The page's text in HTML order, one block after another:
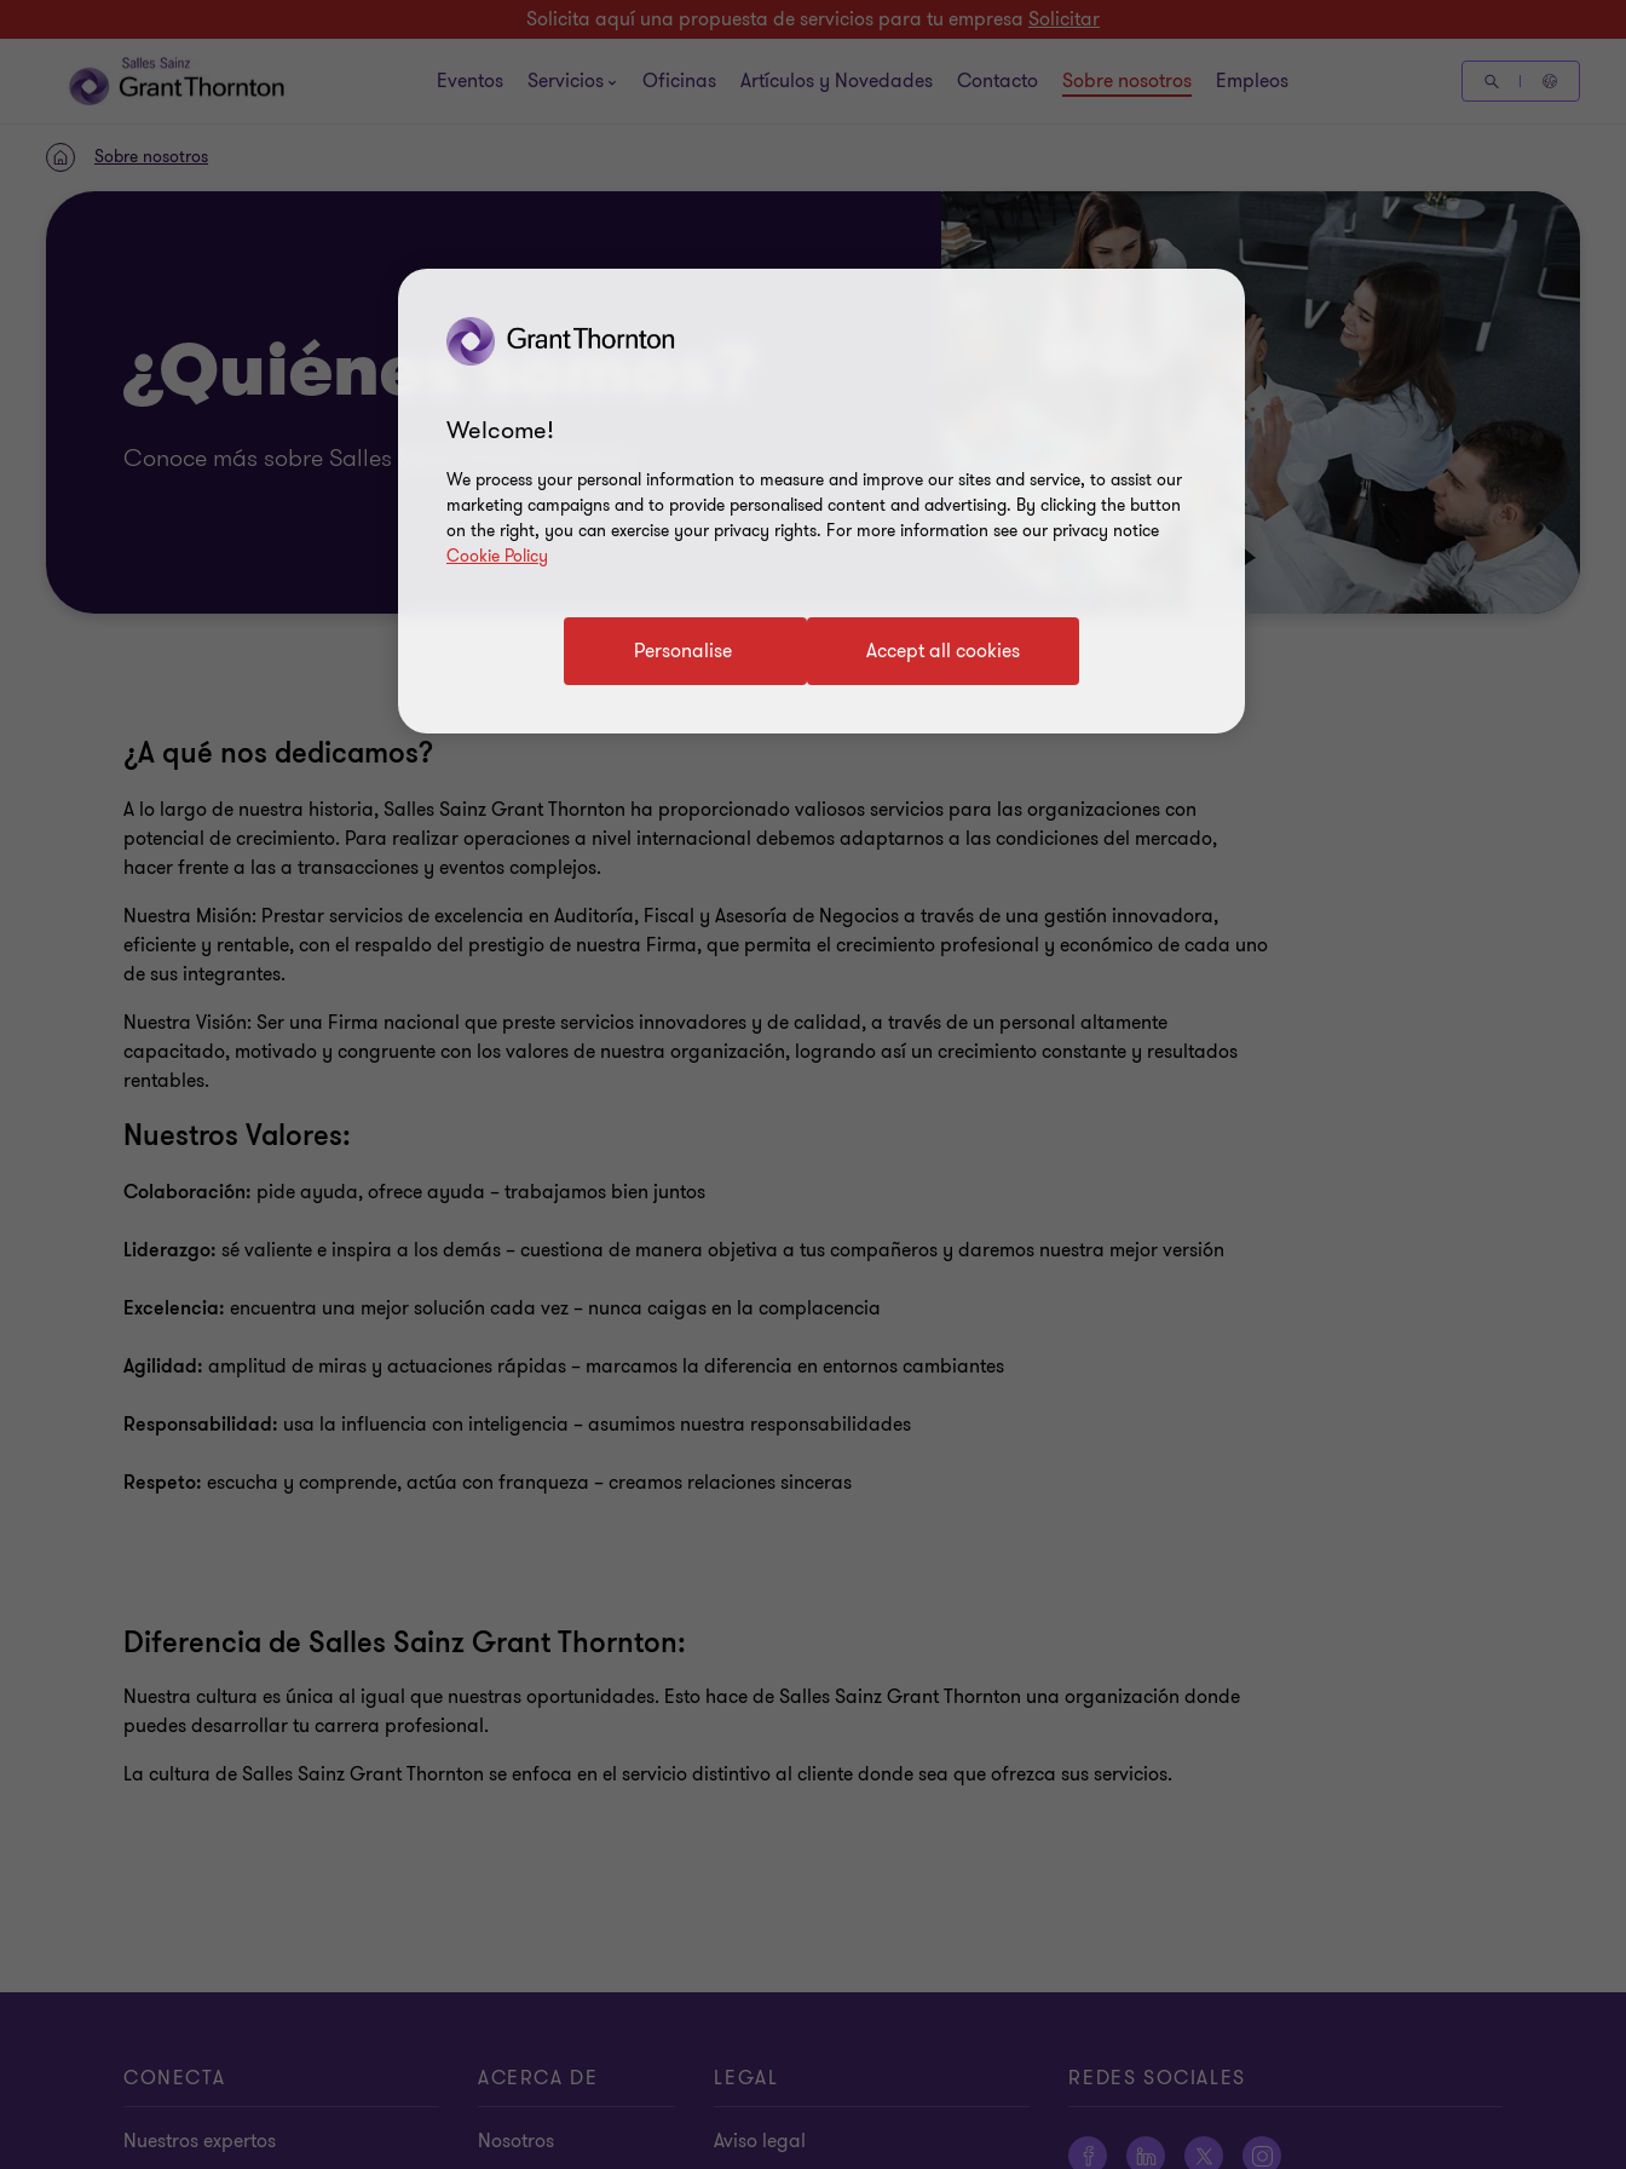
Solicita aquí una propuesta de servicios para tu empresa Solicitar
Eventos Servicios Oficinas Artículos y Novedades Contacto Sobre nosotros Empleos
INICIOSobre nosotros
¿Quiénes somos?
Conoce más sobre Salles Sainz Grant Thornton.
¿A qué nos dedicamos?
A lo largo de nuestra historia, Salles Sainz Grant Thornton ha proporcionado valiosos servicios para las organizaciones con
potencial de crecimiento. Para realizar operaciones a nivel internacional debemos adaptarnos a las condiciones del mercado,
hacer frente a las a transacciones y eventos complejos.
Nuestra Misión: Prestar servicios de excelencia en Auditoría, Fiscal y Asesoría de Negocios a través de una gestión innovadora,
eficiente y rentable, con el respaldo del prestigio de nuestra Firma, que permita el crecimiento profesional y económico de cada uno
de sus integrantes.
Nuestra Visión: Ser una Firma nacional que preste servicios innovadores y de calidad, a través de un personal altamente
capacitado, motivado y congruente con los valores de nuestra organización, logrando así un crecimiento constante y resultados
rentables.
Nuestros Valores:
Colaboración: pide ayuda, ofrece ayuda – trabajamos bien juntos
Liderazgo: sé valiente e inspira a los demás – cuestiona de manera objetiva a tus compañeros y daremos nuestra mejor versión
Excelencia: encuentra una mejor solución cada vez – nunca caigas en la complacencia
Agilidad: amplitud de miras y actuaciones rápidas – marcamos la diferencia en entornos cambiantes
Responsabilidad: usa la influencia con inteligencia – asumimos nuestra responsabilidades
Respeto: escucha y comprende, actúa con franqueza – creamos relaciones sinceras
Diferencia de Salles Sainz Grant Thornton:
Nuestra cultura es única al igual que nuestras oportunidades. Esto hace de Salles Sainz Grant Thornton una organización donde
puedes desarrollar tu carrera profesional.
La cultura de Salles Sainz Grant Thornton se enfoca en el servicio distintivo al cliente donde sea que ofrezca sus servicios.
CONECTA
Nuestros expertos
ACERCA DE
Nosotros
LEGAL
Aviso legal
REDES SOCIALES
Welcome!
We process your personal information to measure and improve our sites and service, to assist our
marketing campaigns and to provide personalised content and advertising. By clicking the button
on the right, you can exercise your privacy rights. For more information see our privacy notice
Cookie Policy
Accept all cookies
Personalise